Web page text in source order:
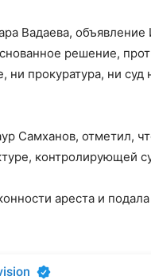
Вадаева,
решение,
ни прокуратура, ни
Самханов, отметил,
контролирующей
ареста и